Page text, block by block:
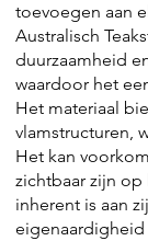
toevoegen aan
Australisch
duurzaamheid
waardoor het
Het materiaal
vlamstructuren,
Het kan
zichtbaar zijn op
inherent is aan
eigenaardigheid